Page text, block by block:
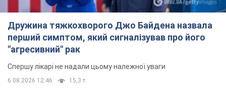
Дружина тяжкохворого Джо Байдена назвала
перший симптом, який сигналізував про його
"агресивний" рак
Спершу лікарі не надали цьому належної уваги
6.08.2026 12:46 15,3 т.